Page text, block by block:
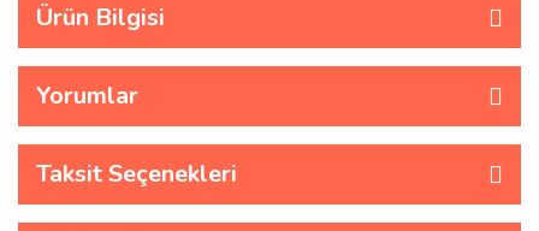
Ürün Bilgisi
Yorumlar
Taksit Seçenekleri